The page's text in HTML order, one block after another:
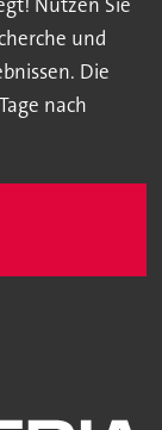
und
Die
nach